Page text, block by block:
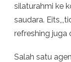
silaturahmi ke
saudara.
refreshing juga
Salah satu